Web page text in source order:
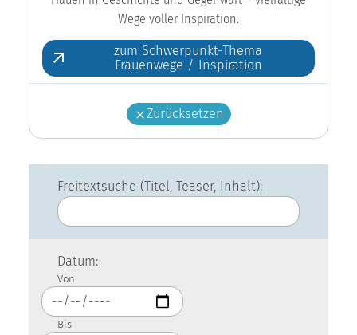
Wege voller Inspiration.
zum Schwerpunkt-Thema
Frauenwege / Inspiration
Zurücksetzen
Freitextsuche (Titel, Teaser, Inhalt):
Datum:
Von
Bis